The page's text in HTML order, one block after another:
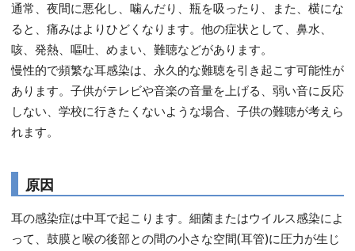
通常、夜間に悪化し、噛んだり、瓶を吸ったり、また、横にな
ると、痛みはよりひどくなります。他の症状として、鼻水、
咳、発熱、嘔吐、めまい、難聴などがあります。
慢性的で頻繁な耳感染は、永久的な難聴を引き起こす可能性が
あります。子供がテレビや音楽の音量を上げる、弱い音に反応
しない、学校に行きたくないような場合、子供の難聴が考えら
れます。
原因
耳の感染症は中耳で起こります。細菌またはウイルス感染によ
って、鼓膜と喉の後部との間の小さな空間(耳管)に圧力が生じ